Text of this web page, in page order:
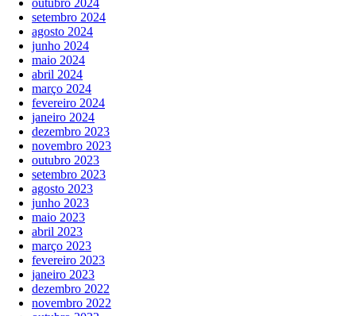
setembro 2024
agosto 2024
junho 2024
maio 2024
abril 2024
março 2024
fevereiro 2024
janeiro 2024
dezembro 2023
novembro 2023
outubro 2023
setembro 2023
agosto 2023
junho 2023
maio 2023
abril 2023
março 2023
fevereiro 2023
janeiro 2023
dezembro 2022
novembro 2022